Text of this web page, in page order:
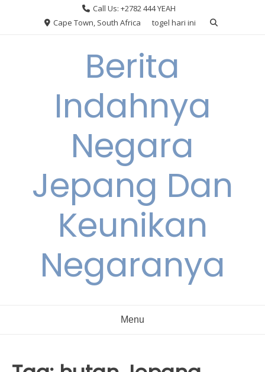
Call Us: +2782 444 YEAH
Cape Town, South Africa
togel hari ini
Berita
Indahnya
Negara
Jepang Dan
Keunikan
Negaranya
Menu